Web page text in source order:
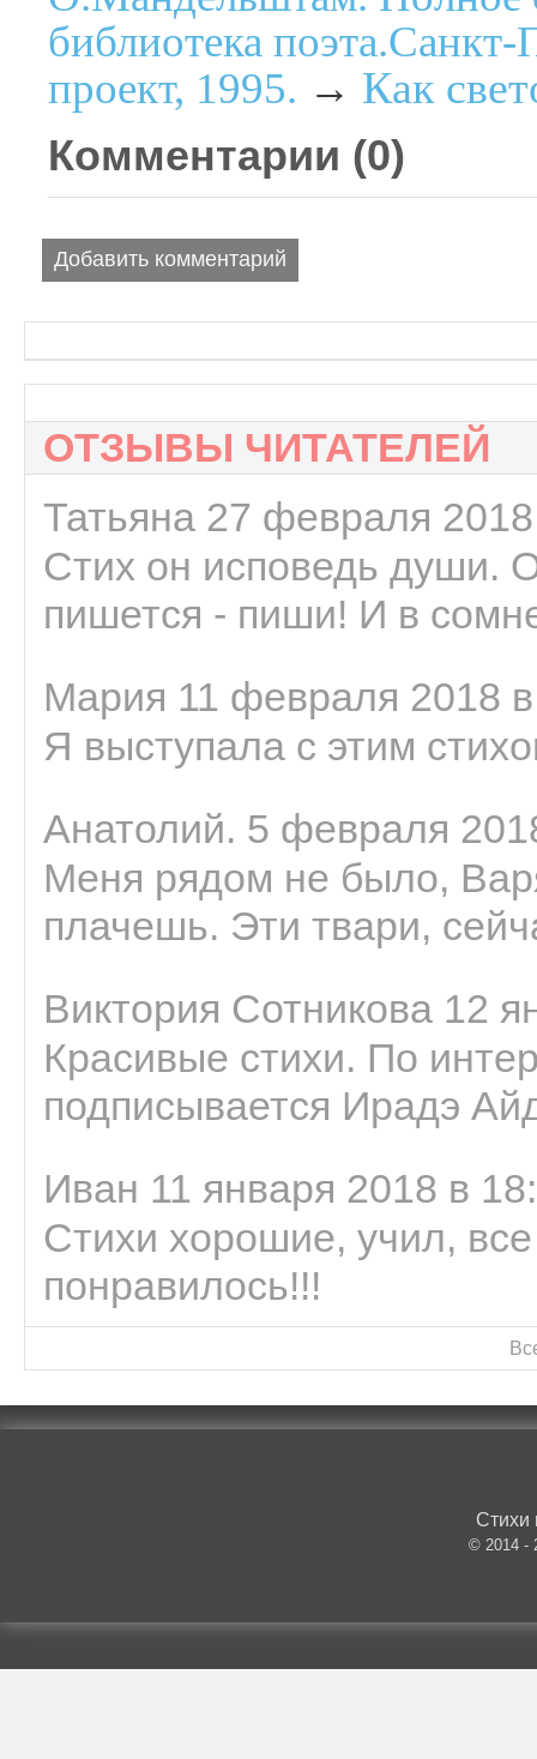
библиотека
проект, 1995. → Как
Комментарии (0)
Добавить комментарий
ОТЗЫВЫ ЧИТАТЕЛЕЙ
Татьяна 27 февраля
Стих он исповедь души.
пишется - пиши! И в
Мария 11 февраля 2018
Я выступала с этим
Анатолий. 5 февраля
Меня рядом не было,
плачешь. Эти твари,
Виктория Сотникова 12
Красивые стихи. По
подписывается Ирадэ
Иван 11 января 2018 в
Стихи хорошие, учил,
понравилось!!!
Стихи
© 2014 -